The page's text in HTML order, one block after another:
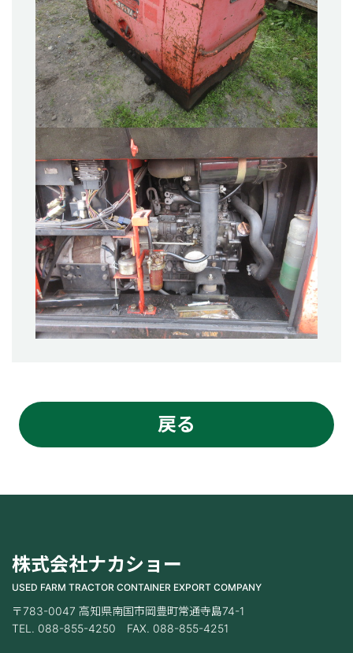
戻る
株式会社ナカショー
USED FARM TRACTOR CONTAINER EXPORT COMPANY
〒783-0047 高知県南国市岡豊町常通寺島74-1
TEL. 088-855-4250 FAX. 088-855-4251